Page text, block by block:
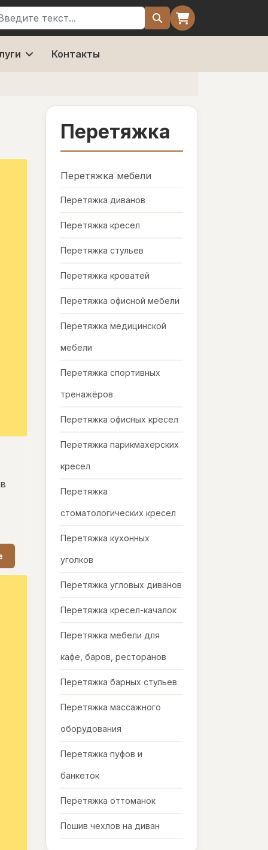
Контакты
Перетяжка
Перетяжка мебели
Перетяжка диванов
Перетяжка кресел
Перетяжка стульев
Перетяжка кроватей
Перетяжка офисной мебели
Перетяжка медицинской
мебели
Перетяжка спортивных
тренажёров
Перетяжка офисных кресел
Перетяжка парикмахерских
кресел
Перетяжка
стоматологических кресел
Перетяжка кухонных
уголков
Перетяжка угловых диванов
Перетяжка кресел-качалок
Перетяжка мебели для
кафе, баров, ресторанов
Перетяжка барных стульев
Перетяжка массажного
оборудования
Перетяжка пуфов и
банкеток
Перетяжка оттоманок
Пошив чехлов на диван